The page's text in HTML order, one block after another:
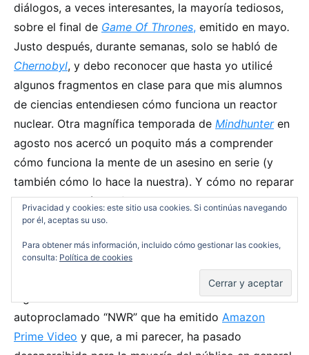
diálogos, a veces interesantes, la mayoría tediosos,
sobre el final de Game Of Thrones, emitido en mayo.
Justo después, durante semanas, solo se habló de
Chernobyl, y debo reconocer que hasta yo utilicé
algunos fragmentos en clase para que mis alumnos
de ciencias entendiesen cómo funciona un reactor
nuclear. Otra magnífica temporada de Mindhunter en
agosto nos acercó un poquito más a comprender
cómo funciona la mente de un asesino en serie (y
también cómo lo hace la nuestra). Y cómo no reparar
en la adaptación en forma de secuela que ha
acometido Damon Lindelof con su
resultado de lo más estimulante para finiquitar el
panorama audiovisual televisivo del curso 2019. Pero
debo advertiros que entretanto se os ha escapado
algo. La obra más ambiciosa del realizador danés
autoproclamado “NWR” que ha emitido Amazon
Prime Video y que, a mi parecer, ha pasado
Privacidad y cookies: este sitio usa cookies. Si continúas navegando
por él, aceptas su uso.
Para obtener más información, incluido cómo gestionar las cookies,
consulta: Política de cookies